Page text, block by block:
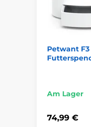
Petwant
Am Lager
74,99 €